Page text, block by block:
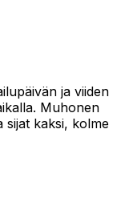
ja viiden
Muhonen
sijat kaksi, kolme